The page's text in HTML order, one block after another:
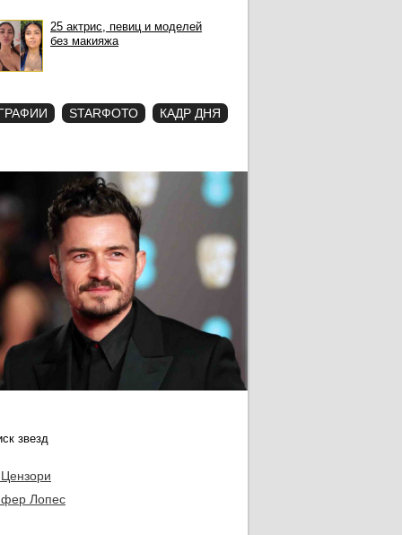
25 актрис, певиц и моделей
без макияжа
STARФОТО КАДР ДНЯ
Лопес